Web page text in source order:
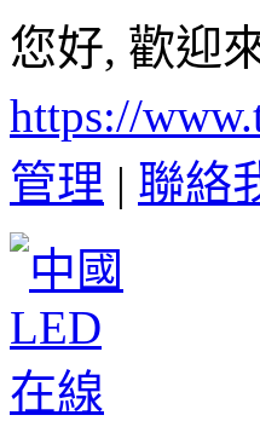
您好, 歡迎
https://
管理 | 聯絡